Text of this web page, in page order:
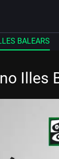
BALEARS
Illes